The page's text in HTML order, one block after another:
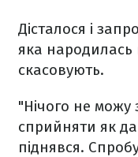
Дісталося і
яка народилась
скасовують.
"Нічого не можу
сприйняти як
піднявся.